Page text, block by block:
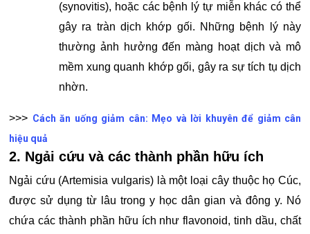
(synovitis), hoặc các bệnh lý tự miễn khác có thể
gây ra tràn dịch khớp gối. Những bệnh lý này
thường ảnh hưởng đến màng hoạt dịch và mô
mềm xung quanh khớp gối, gây ra sự tích tụ dịch
nhờn.
>>> Cách ăn uống giảm cân: Mẹo và lời khuyên để giảm cân
hiệu quả
2. Ngải cứu và các thành phần hữu ích
Ngải cứu (Artemisia vulgaris) là một loại cây thuộc họ Cúc,
được sử dụng từ lâu trong y học dân gian và đông y. Nó
chứa các thành phần hữu ích như flavonoid, tinh dầu, chất